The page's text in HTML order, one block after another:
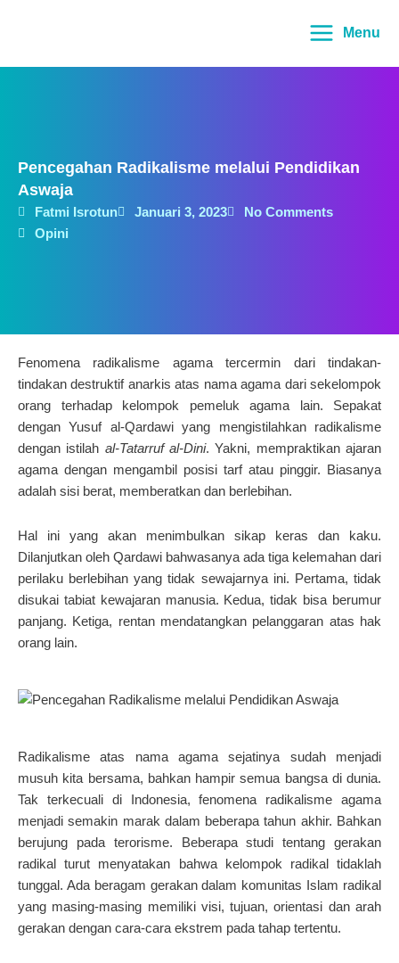
Menu
Pencegahan Radikalisme melalui Pendidikan
Aswaja
Fatmi Isrotun Januari 3, 2023
No Comments
Opini
Fenomena radikalisme agama tercermin dari tindakan-
tindakan destruktif anarkis atas nama agama dari sekelompok
orang terhadap kelompok pemeluk agama lain. Sepakat
dengan Yusuf al-Qardawi yang mengistilahkan radikalisme
dengan istilah al-Tatarruf al-Dini. Yakni, mempraktikan ajaran
agama dengan mengambil posisi tarf atau pinggir. Biasanya
adalah sisi berat, memberatkan dan berlebihan.
Hal ini yang akan menimbulkan sikap keras dan kaku.
Dilanjutkan oleh Qardawi bahwasanya ada tiga kelemahan dari
perilaku berlebihan yang tidak sewajarnya ini. Pertama, tidak
disukai tabiat kewajaran manusia. Kedua, tidak bisa berumur
panjang. Ketiga, rentan mendatangkan pelanggaran atas hak
orang lain.
Radikalisme atas nama agama sejatinya sudah menjadi
musuh kita bersama, bahkan hampir semua bangsa di dunia.
Tak terkecuali di Indonesia, fenomena radikalisme agama
menjadi semakin marak dalam beberapa tahun akhir. Bahkan
berujung pada terorisme. Beberapa studi tentang gerakan
radikal turut menyatakan bahwa kelompok radikal tidaklah
tunggal. Ada beragam gerakan dalam komunitas Islam radikal
yang masing-masing memiliki visi, tujuan, orientasi dan arah
gerakan dengan cara-cara ekstrem pada tahap tertentu.